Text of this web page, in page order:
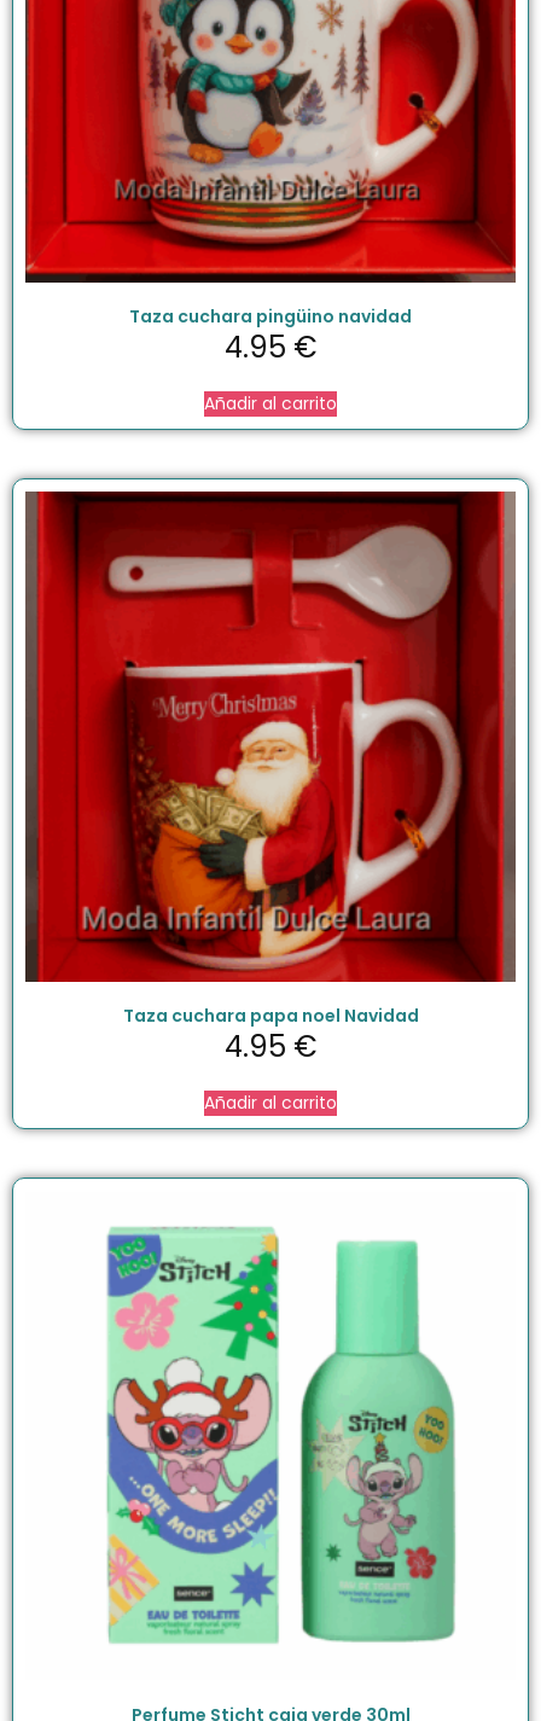
Taza cuchara pingüino navidad
4.95 €
Añadir al carrito
Taza cuchara papa noel Navidad
4.95 €
Añadir al carrito
Perfume Sticht caja verde 30ml